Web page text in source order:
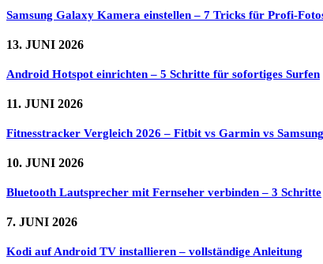
Samsung Galaxy Kamera einstellen – 7 Tricks für Profi-
13. JUNI 2026
Android Hotspot einrichten – 5 Schritte für sofortiges Surfen
11. JUNI 2026
Fitnesstracker Vergleich 2026 – Fitbit vs Garmin vs
10. JUNI 2026
Bluetooth Lautsprecher mit Fernseher verbinden – 3 Schritte
7. JUNI 2026
Kodi auf Android TV installieren – vollständige Anleitung